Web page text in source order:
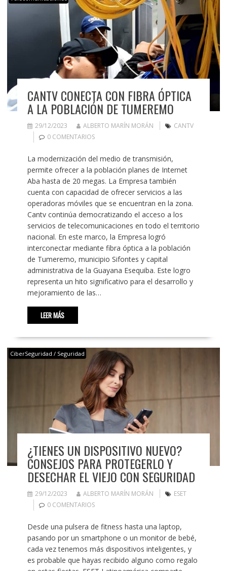
CANTV CONECTA CON FIBRA ÓPTICA
A LA POBLACIÓN DE TUMEREMO
29/12/2023 ALBERTO MARÍN MORÁN
CANTV
0 COMENTARIOS
La modernización del medio de transmisión,
permite ofrecer a la población planes de Internet
Aba hasta de 20 megas. La Empresa también
cuenta con capacidad de ofrecer servicios a las
operadoras móviles que se encuentran en la zona.
Cantv continúa democratizando el acceso a los
servicios de telecomunicaciones en todo el territorio
nacional. En este marco, la Empresa logró
interconectar mediante fibra óptica a la población
de Tumeremo, municipio Sifontes y capital
administrativa de la Guayana Esequiba. Este logro
representa un hito significativo para el desarrollo y
mejoramiento de las…
LEER MÁS
CiberSeguridad / Seguridad
¿TIENES UN DISPOSITIVO NUEVO?
CONSEJOS PARA PROTEGERLO Y
DESECHAR EL VIEJO CON SEGURIDAD
29/12/2023 ALBERTO MARÍN MORÁN
ESET
0 COMENTARIOS
Desde una pulsera de fitness hasta una laptop,
pasando por un smartphone o un monitor de bebé,
cada vez tenemos más dispositivos inteligentes, y
es probable que hayas recibido alguno como regalo